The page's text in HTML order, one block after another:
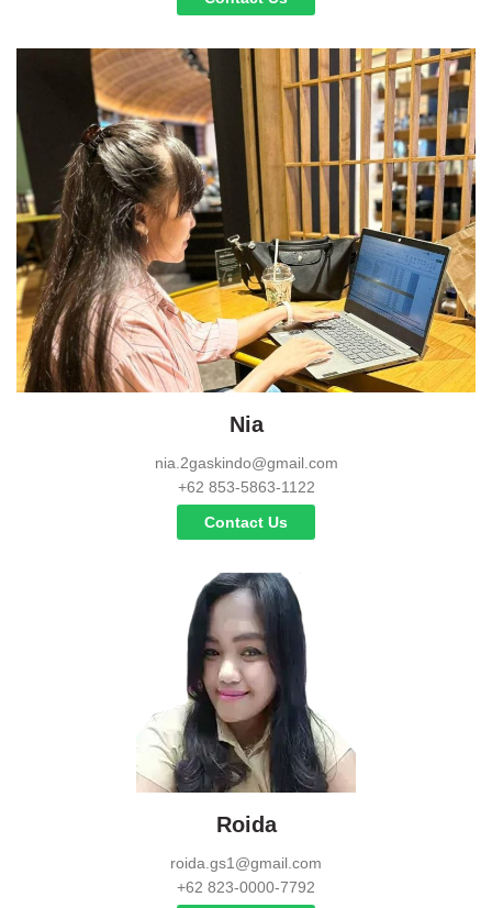
Nia
nia.2gaskindo@gmail.com
+62 853-5863-1122
Contact Us
Roida
roida.gs1@gmail.com
+62 823-0000-7792